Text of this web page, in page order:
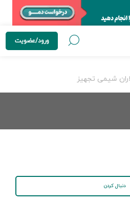
ورود/عضویت
شیمی تجهیز
دنبال کردن